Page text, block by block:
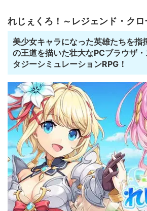
れじぇくろ！～レジェンド・クロ
美少女キャラになった英雄たちを指
の王道を描いた壮大なPCブラウザ
タジーシミュレーションRPG！